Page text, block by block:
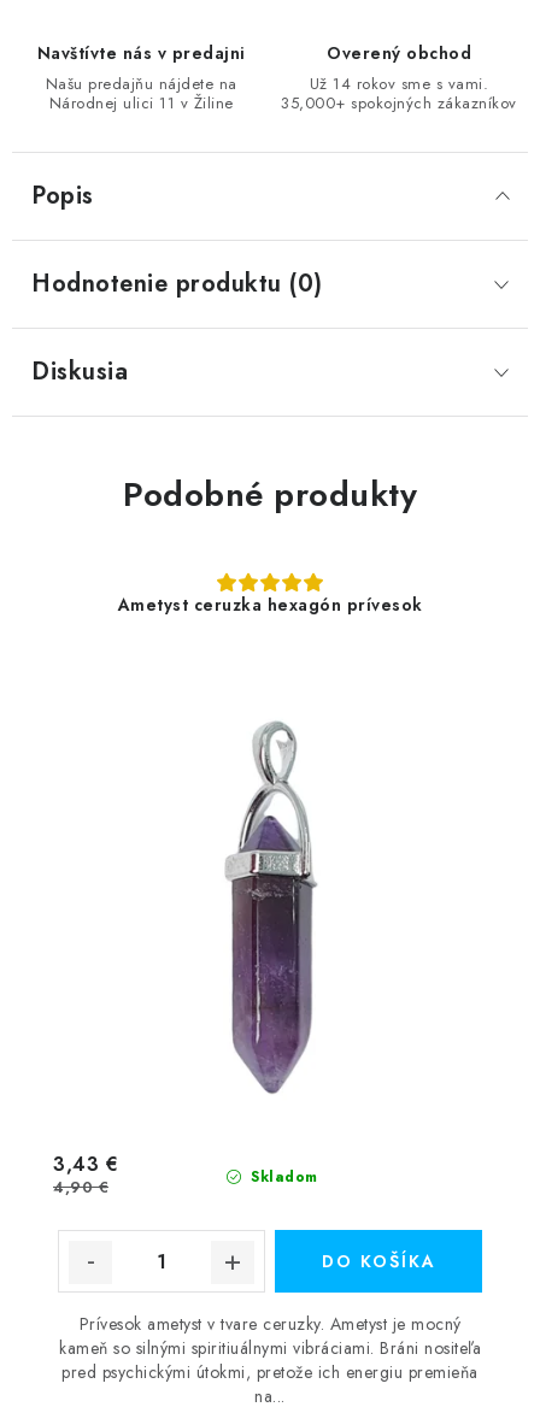
Navštívte nás v predajni
Našu predajňu nájdete na
Národnej ulici 11 v Žiline
Overený obchod
Už 14 rokov sme s vami.
35,000+ spokojných zákazníkov
Popis
Hodnotenie produktu (0)
Diskusia
Podobné produkty
Ametyst ceruzka hexagón prívesok
Skladom
3,43 €
4,90 €
DO KOŠÍKA
Prívesok ametyst v tvare ceruzky. Ametyst je mocný
kameň so silnými spiritiuálnymi vibráciami. Bráni nositeľa
pred psychickými útokmi, pretože ich energiu premieňa
na...